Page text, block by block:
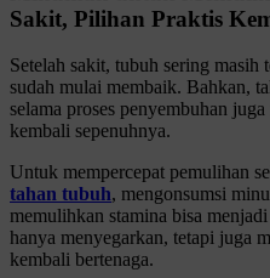
Sakit, Pilihan Praktis
Setelah sakit, tubuh sering masih
sudah mulai membaik. Bahkan,
selama proses penyembuhan
kembali sepenuhnya.
Untuk mempercepat pemulihan
tahan tubuh, mengonsumsi
memulihkan stamina bisa
hanya menyegarkan, tetapi juga
kembali bertenaga.